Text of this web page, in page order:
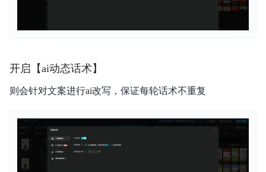
开启【ai动态话术】
则会针对文案进行ai改写，保证每轮话术不重复